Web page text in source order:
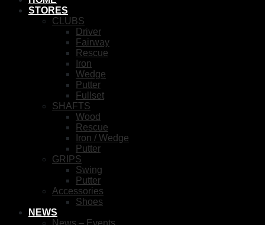
STORES
CLUBS
Driver
Fairway
Rescue
Iron
Wedge
Putter
Fullset
SHAFTS
Wood
Rescue
Iron / Wedge
Putter
GRIPS
Swing
Putter
Accessories
Shoes
NEWS